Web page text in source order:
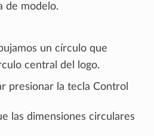
de modelo.
un círculo que
central del logo.
presionar la tecla Control
las dimensiones circulares